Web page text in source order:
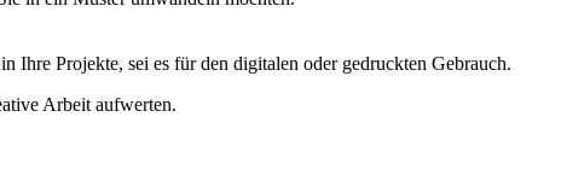
Ihre Projekte, sei es für den digitalen oder gedruckten Gebrauch.
Arbeit aufwerten.